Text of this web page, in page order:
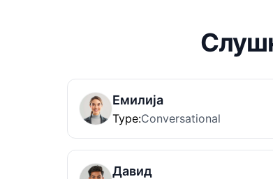
Емилија
Type:Conversational
Давид